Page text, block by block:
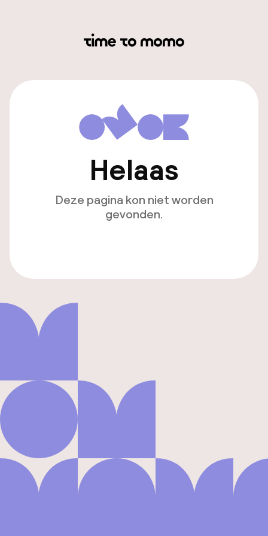
Helaas
Deze pagina kon niet worden
gevonden.